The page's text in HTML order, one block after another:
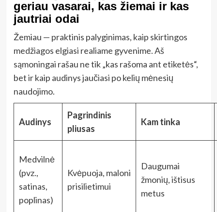
geriau vasarai, kas žiemai ir kas
jautriai odai
Žemiau — praktinis palyginimas, kaip skirtingos
medžiagos elgiasi realiame gyvenime. Aš
sąmoningai rašau ne tik „kas rašoma ant etiketės“,
bet ir kaip audinys jaučiasi po kelių mėnesių
naudojimo.
Audinys
Pagrindinis
pliusas
Kam tinka
Medvilnė
(pvz.,
satinas,
poplinas)
Kvėpuoja, maloni
prisilietimui
Daugumai
žmonių, ištisus
metus